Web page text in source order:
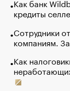
Как банк
кредиты
Сотрудники
компаниям.
Как